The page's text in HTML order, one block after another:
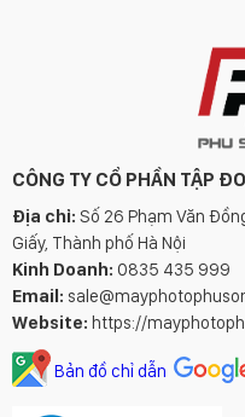
CÔNG TY CỔ PHẦN TẬP
Địa chỉ: Số 26 Phạm Văn
Giấy, Thành phố Hà Nội
Kinh Doanh: 0835 435 999
Email:
Website: https://
Bản đồ chỉ dẫn